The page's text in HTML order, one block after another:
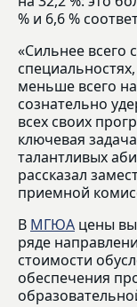
% и 6,6 %
«Сильнее всего
меньше всего
сознательно
всех своих
ключевая
талантливых
рассказал
приемной
В МГЮА цены
ряде
стоимости
обеспечения